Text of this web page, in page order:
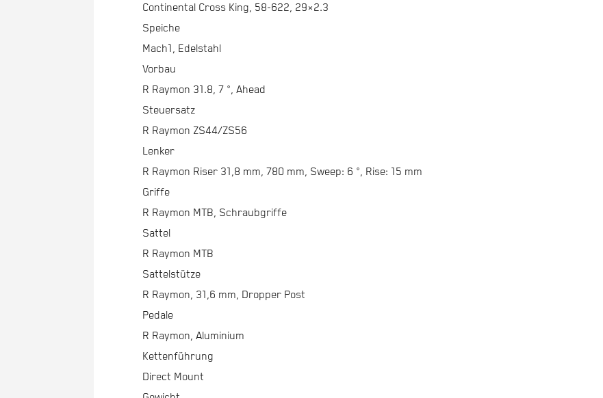
Continental Cross King, 58-622, 29×2.3
Speiche
Mach1, Edelstahl
Vorbau
R Raymon 31.8, 7 °, Ahead
Steuersatz
R Raymon ZS44/ZS56
Lenker
R Raymon Riser 31,8 mm, 780 mm, Sweep: 6 °, Rise: 15 mm
Griffe
R Raymon MTB, Schraubgriffe
Sattel
R Raymon MTB
Sattelstütze
R Raymon, 31,6 mm, Dropper Post
Pedale
R Raymon, Aluminium
Kettenführung
Direct Mount